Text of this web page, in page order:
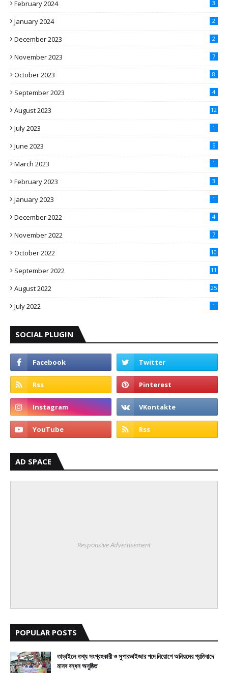
February 2024 3
January 2024 2
December 2023 2
November 2023 7
October 2023 8
September 2023 4
August 2023 12
July 2023 1
June 2023 5
March 2023 1
February 2023 3
January 2023 1
December 2022 4
November 2022 7
October 2022 10
September 2022 11
August 2022 25
July 2022 1
SOCIAL PLUGIN
AD SPACE
Responsive Advertisement
POPULAR POSTS
তাড়াইলে তথ্য সংগ্রহকারী ও সুপারভাইজার পদে নিয়োগে অনিয়মের প্রতিবাদে
মানব বন্ধন অনুষ্ঠিত